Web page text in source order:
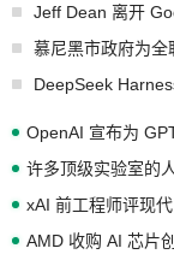
Jeff Dean 离开
慕尼黑市政府为全
OpenAI 宣布为
许多顶级实验室的
xAI 前工程师评现